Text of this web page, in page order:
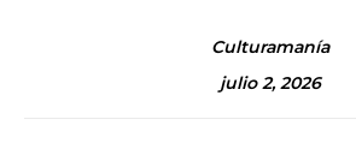
Culturamanía
julio 2, 2026